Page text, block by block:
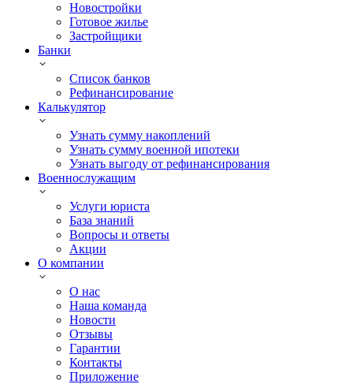
Новостройки
Готовое жилье
Застройщики
Банки
Список банков
Рефинансирование
Калькулятор
Узнать сумму накоплений
Узнать сумму военной ипотеки
Узнать выгоду от рефинансирования
Военнослужащим
Услуги юриста
База знаний
Вопросы и ответы
Акции
О компании
О нас
Наша команда
Новости
Отзывы
Гарантии
Контакты
Приложение